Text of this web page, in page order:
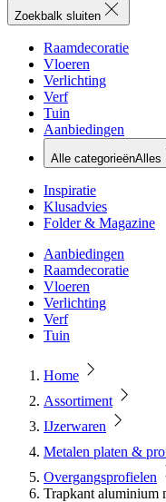
Zoekbalk sluiten
Raamdecoratie
Vloeren
Verlichting
Verf
Tuin
Aanbiedingen
Alle categorieënAlles
Inspiratie
Klusadvies
Folder & Magazine
Aanbiedingen
Raamdecoratie
Vloeren
Verlichting
Verf
Tuin
Home
Assortiment
IJzerwaren
Metalen platen &
Overgangsprofielen
Trapkant aluminium